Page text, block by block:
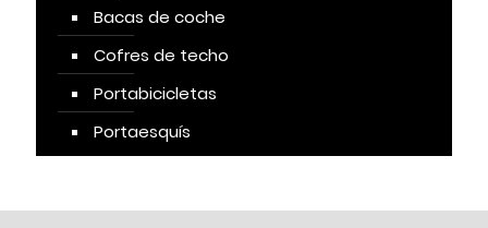
Bacas de coche
Cofres de techo
Portabicicletas
Portaesquís